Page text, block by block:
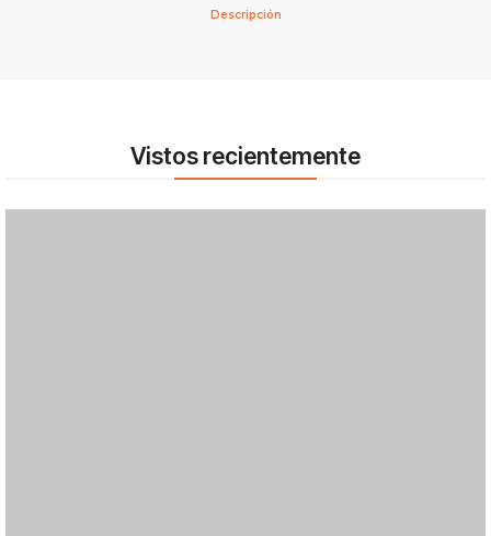
Descripción
Vistos recientemente